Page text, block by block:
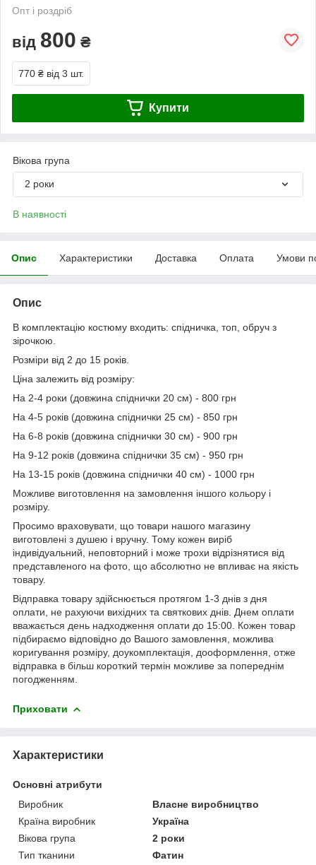
Опт і роздріб
від 800 ₴
770 ₴ від 3 шт.
Купити
Вікова група
2 роки
В наявності
Опис Характеристики Доставка Оплата Умови
Опис
В комплектацію костюму входить: спідничка, топ, обруч з
зірочкою.
Розміри від 2 до 15 років.
Ціна залежить від розміру:
На 2-4 роки (довжина спіднички 20 см) - 800 грн
На 4-5 років (довжина спіднички 25 см) - 850 грн
На 6-8 років (довжина спіднички 30 см) - 900 грн
На 9-12 років (довжина спіднички 35 см) - 950 грн
На 13-15 років (довжина спіднички 40 см) - 1000 грн
Можливе виготовлення на замовлення іншого кольору і
розміру.
Просимо враховувати, що товари нашого магазину
виготовлені з душею і вручну. Тому кожен виріб
індивідуальний, неповторний і може трохи відрізнятися від
представленого на фото, що абсолютно не впливає на якість
товару.
Відправка товару здійснюється протягом 1-3 днів з дня
оплати, не рахуючи вихідних та святкових днів. Днем оплати
вважається день надходження оплати до 15:00. Кожен товар
підбираємо відповідно до Вашого замовлення, можлива
коригування розміру, доукомплектація, дооформлення, отже
відправка в більш короткий термін можливе за попереднім
погодженням.
Приховати
Характеристики
Основні атрибути
Виробник
Власне виробництво
Країна виробник
Україна
Вікова група
2 роки
Тип тканини
Фатин